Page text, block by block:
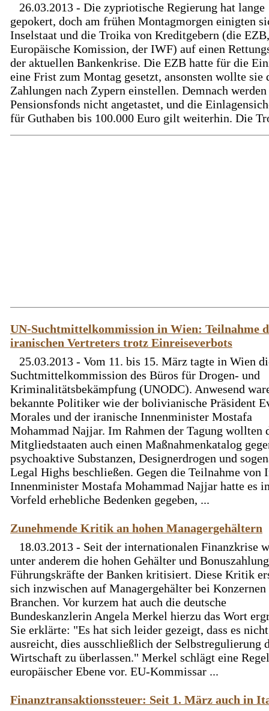
26.03.2013 - Die zypriotische Regierung hat lange
gepokert, doch am frühen Montagmorgen einigten
Inselstaat und die Troika von Kreditgebern (die
Europäische Komission, der IWF) auf einen
der aktuellen Bankenkrise. Die EZB hatte für die
eine Frist zum Montag gesetzt, ansonsten wollte sie
Zahlungen nach Zypern einstellen. Demnach werden
Pensionsfonds nicht angetastet, und die
für Guthaben bis 100.000 Euro gilt weiterhin. Die
UN-Suchtmittelkommission in Wien: Teilnahme
iranischen Vertreters trotz Einreiseverbots
25.03.2013 - Vom 11. bis 15. März tagte in Wien
Suchtmittelkommission des Büros für Drogen- und
Kriminalitätsbekämpfung (UNODC). Anwesend
bekannte Politiker wie der bolivianische Präsident
Morales und der iranische Innenminister Mostafa
Mohammad Najjar. Im Rahmen der Tagung wollten
Mitgliedstaaten auch einen Maßnahmenkatalog
psychoaktive Substanzen, Designerdrogen und
Legal Highs beschließen. Gegen die Teilnahme von
Innenminister Mostafa Mohammad Najjar hatte es
Vorfeld erhebliche Bedenken gegeben, ...
Zunehmende Kritik an hohen Managergehältern
18.03.2013 - Seit der internationalen Finanzkrise
unter anderem die hohen Gehälter und
Führungskräfte der Banken kritisiert. Diese Kritik
sich inzwischen auf Managergehälter bei
Branchen. Vor kurzem hat auch die deutsche
Bundeskanzlerin Angela Merkel hierzu das Wort
Sie erklärte: "Es hat sich leider gezeigt, dass es nicht
ausreicht, dies ausschließlich der Selbstregulierung
Wirtschaft zu überlassen." Merkel schlägt eine
europäischer Ebene vor. EU-Kommissar ...
Finanztransaktionssteuer: Seit 1. März auch in